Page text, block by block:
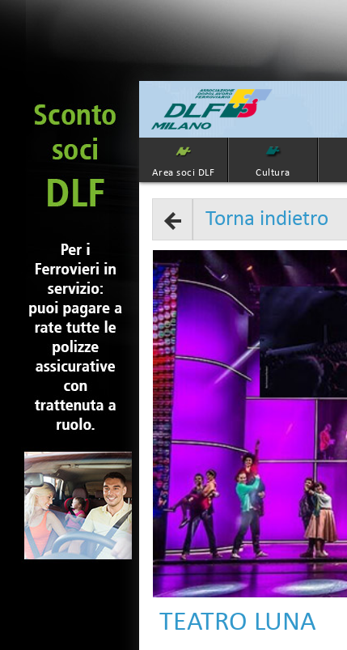
Area soci DLF Cultura
Torna indietro
TEATRO LUNA